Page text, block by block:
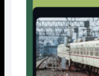
で
し
た。
は
で
す。